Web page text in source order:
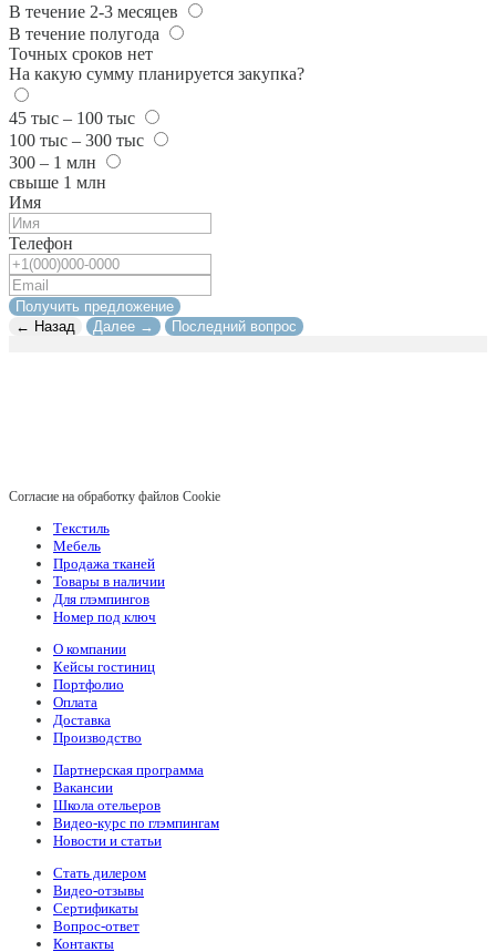
В течение 2-3 месяцев
В течение полугода
Точных сроков нет
На какую сумму планируется закупка?
45 тыс – 100 тыс
100 тыс – 300 тыс
300 – 1 млн
свыше 1 млн
Имя
Телефон
Получить предложение
← Назад
Далее → Последний вопрос
Согласие на обработку файлов Cookie
Текстиль
Мебель
Продажа тканей
Товары в наличии
Для глэмпингов
Номер под ключ
О компании
Кейсы гостиниц
Портфолио
Оплата
Доставка
Производство
Партнерская программа
Вакансии
Школа отельеров
Видео-курс по глэмпингам
Новости и статьи
Стать дилером
Видео-отзывы
Сертификаты
Вопрос-ответ
Контакты